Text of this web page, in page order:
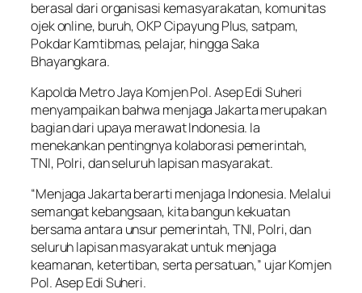
berasal dari organisasi kemasyarakatan, komunitas
ojek online, buruh, OKP Cipayung Plus, satpam,
Pokdar Kamtibmas, pelajar, hingga Saka
Bhayangkara.
Kapolda Metro Jaya Komjen Pol. Asep Edi Suheri
menyampaikan bahwa menjaga Jakarta merupakan
bagian dari upaya merawat Indonesia. Ia
menekankan pentingnya kolaborasi pemerintah,
TNI, Polri, dan seluruh lapisan masyarakat.
“Menjaga Jakarta berarti menjaga Indonesia. Melalui
semangat kebangsaan, kita bangun kekuatan
bersama antara unsur pemerintah, TNI, Polri, dan
seluruh lapisan masyarakat untuk menjaga
keamanan, ketertiban, serta persatuan,” ujar Komjen
Pol. Asep Edi Suheri.